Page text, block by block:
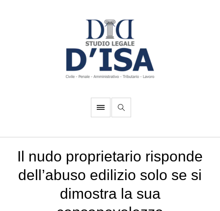
Il nudo proprietario risponde
dell’abuso edilizio solo se si
dimostra la sua